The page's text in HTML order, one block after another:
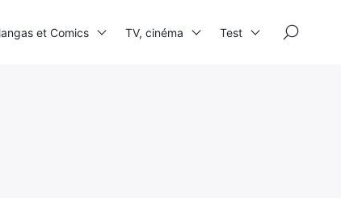
et Comics TV, cinéma Test